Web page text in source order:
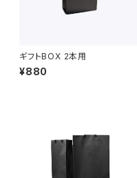
ギフトBOX 2本用
¥880